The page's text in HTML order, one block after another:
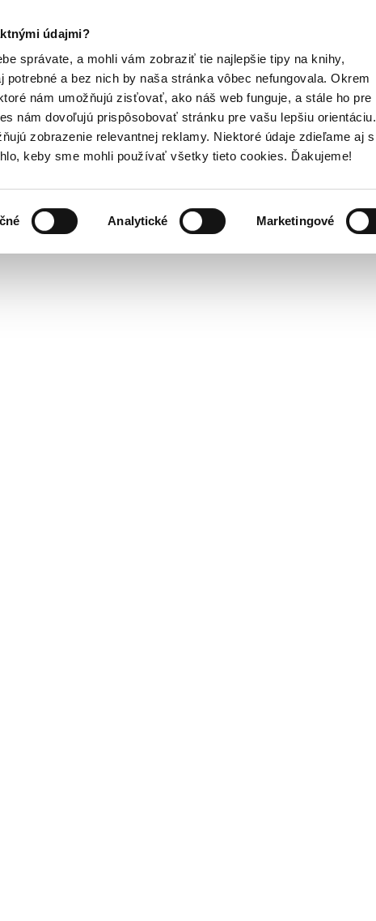
údajmi?
správate, a mohli vám zobraziť tie najlepšie tipy na knihy,
a bez nich by naša stránka vôbec nefungovala. Okrem
nám umožňujú zisťovať, ako náš web funguje, a stále ho pre
nám dovoľujú prispôsobovať stránku pre vašu lepšiu orientáciu.
zobrazenie relevantnej reklamy. Niektoré údaje zdieľame aj s
keby sme mohli používať všetky tieto cookies. Ďakujeme!
Analytické Marketingové